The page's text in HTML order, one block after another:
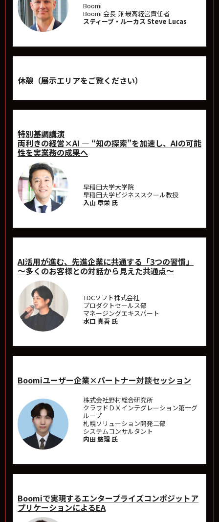
Boomi
Boomi 会長 兼 最高経営責任者
スティーブ・ルーカス Steve Lucas
休憩（展示エリアをご覧ください）
特別基調講演
両利きの経営×AI ― “知の探索”を加速し、AIの可能
性を実業務の成果へ
早稲田大学大学院
早稲田大学ビジネススクール教授
入山 章栄 氏
AI活用が進む、先進企業に共通する「3つの習慣」
～多くのお客様との対話から見えた共通点～
TDCソフト株式会社
プロダクトセールス部
マネージングエキスパート
水口 真吾 氏
Boomiユーザー企業×パートナー対談セッション
株式会社野村総合研究所
クラウドＤＸインテグレーション第一グ
ループ
札幌ソリューション開発二部
システムコンサルタント
内田 悠理 氏
Boomiで実現するエンタープライズコンポジットア
プリケーションによるEA